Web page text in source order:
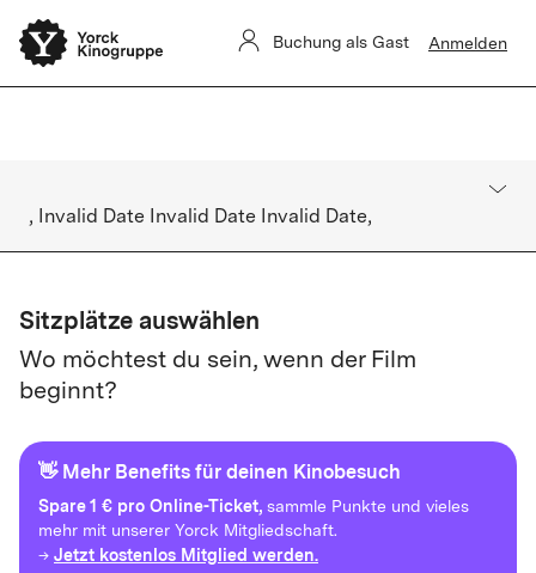
DasSommerkino Kulturforum
keine Restkarten vor Ort.
Buchung als Gast Anmelden
, Invalid Date Invalid Date Invalid Date,
Sitzplätze auswählen
Wo möchtest du sein, wenn der Film
beginnt?
👋 Mehr Benefits für deinen Kinobesuch
Spare1 € pro Online-Ticket, sammle Punkte und vieles
mehr mit unserer Yorck Mitgliedschaft.
→ Jetzt kostenlos Mitglied werden.